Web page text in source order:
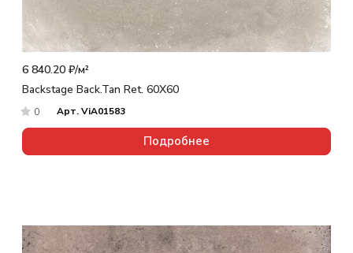
6 840.20 ₽/м²
Backstage Back.Tan Ret. 60X60
0 Арт.ViA01583
Подробнее